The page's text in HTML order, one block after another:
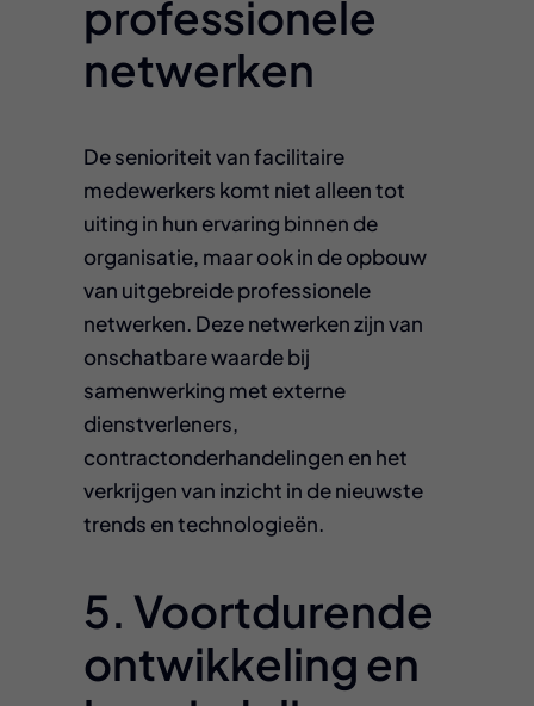
professionele
netwerken
De senioriteit van facilitaire
medewerkers komt niet alleen tot
uiting in hun ervaring binnen de
organisatie, maar ook in de opbouw
van uitgebreide professionele
netwerken. Deze netwerken zijn van
onschatbare waarde bij
samenwerking met externe
dienstverleners,
contractonderhandelingen en het
verkrijgen van inzicht in de nieuwste
trends en technologieën.
5. Voortdurende
ontwikkeling en